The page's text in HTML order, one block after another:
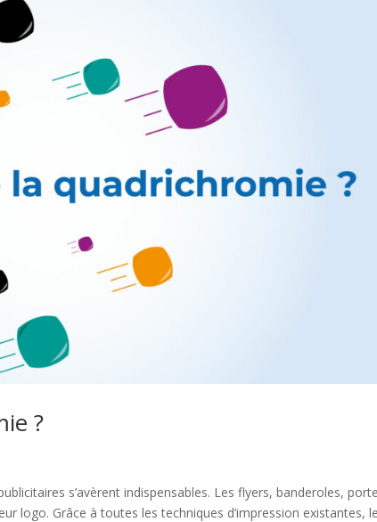
?
s’avèrent indispensables. Les flyers, banderoles,
logo. Grâce à toutes les techniques d’impression existantes,